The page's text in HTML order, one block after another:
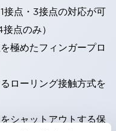
接点・3接点の対応が可
点のみ）
極めたフィンガープロ
ローリング接触方式を
シャットアウトする保